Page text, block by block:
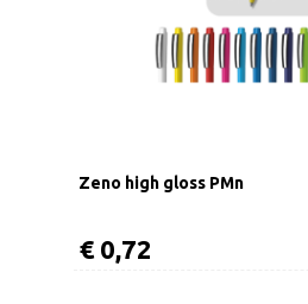
Zeno high gloss PMn
€ 0,72